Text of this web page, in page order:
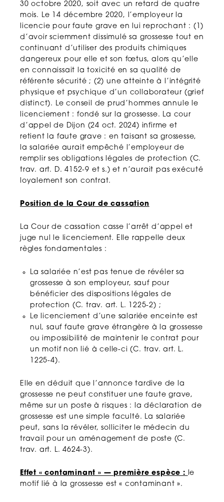
30 octobre 2020, soit avec un retard de quatre
mois. Le 14 décembre 2020, l’employeur la
licencie pour faute grave en lui reprochant : (1)
d’avoir sciemment dissimulé sa grossesse tout en
continuant d’utiliser des produits chimiques
dangereux pour elle et son fœtus, alors qu’elle
en connaissait la toxicité en sa qualité de
référente sécurité ; (2) une atteinte à l’intégrité
physique et psychique d’un collaborateur (grief
distinct). Le conseil de prud’hommes annule le
licenciement : fondé sur la grossesse. La cour
d’appel de Dijon (24 oct. 2024) infirme et
retient la faute grave : en taisant sa grossesse,
la salariée aurait empêché l’employeur de
remplir ses obligations légales de protection (C.
trav. art. D. 4152-9 et s.) et n’aurait pas exécuté
loyalement son contrat.
Position de la Cour de cassation
La Cour de cassation casse l’arrêt d’appel et
juge nul le licenciement. Elle rappelle deux
règles fondamentales :
La salariée n’est pas tenue de révéler sa
grossesse à son employeur, sauf pour
bénéficier des dispositions légales de
protection (C. trav. art. L. 1225-2) ;
Le licenciement d’une salariée enceinte est
nul, sauf faute grave étrangère à la grossesse
ou impossibilité de maintenir le contrat pour
un motif non lié à celle-ci (C. trav. art. L.
1225-4).
Elle en déduit que l’annonce tardive de la
grossesse ne peut constituer une faute grave,
même sur un poste à risques : la déclaration de
grossesse est une simple faculté. La salariée
peut, sans la révéler, solliciter le médecin du
travail pour un aménagement de poste (C.
trav. art. L. 4624-3).
Effet « contaminant » — première espèce : le
motif lié à la grossesse est « contaminant ».